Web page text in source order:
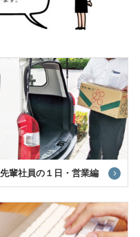
先輩社員の１日・営業編